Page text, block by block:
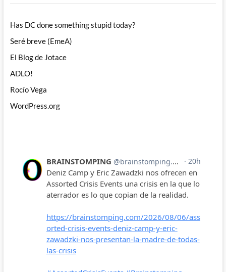
Has DC done something stupid today?
Seré breve (EmeA)
El Blog de Jotace
ADLO!
Rocío Vega
WordPress.org